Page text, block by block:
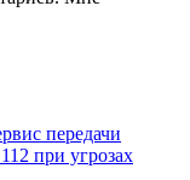
передачи
при угрозах